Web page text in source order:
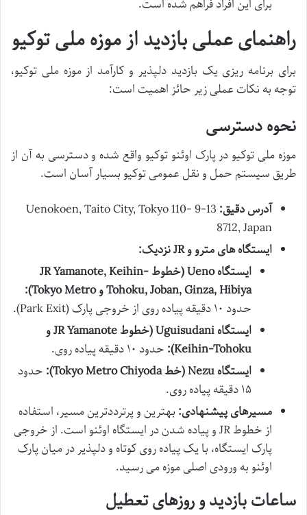
برای این افراد فراهم شده است.
راهنمای عملی بازدید از موزه ملی توکیو
برای برنامه ریزی یک بازدید دلپذیر و کارآمد از موزه ملی توکیو،
توجه به نکات عملی زیر حائز اهمیت است:
نحوه دسترسی
موزه ملی توکیو در پارک اوئنو توکیو واقع شده و دسترسی به آن از
طریق سیستم حمل و نقل عمومی توکیو بسیار آسان است.
آدرس دقیق:
13-9 Uenokoen, Taito City, Tokyo 110-
8712, Japan
ایستگاه های مترو و JR نزدیک:
ایستگاه Ueno (خطوط JR Yamanote, Keihin-
Tohoku, Joban, Ginza, Hibiya و Tokyo Metro):
حدود ۱۰ دقیقه پیاده روی از خروجی پارک (Park Exit).
ایستگاه Uguisudani (خطوط JR Yamanote و
Keihin-Tohoku): حدود ۱۰ دقیقه پیاده روی.
ایستگاه Nezu (خط Tokyo Metro Chiyoda):
حدود
۱۵ دقیقه پیاده روی.
مسیرهای پیشنهادی: بهترین و پرترددترین مسیر، استفاده
از خطوط JR و پیاده شدن در ایستگاه اوئنو است. از خروجی
پارک ایستگاه، با یک پیاده روی کوتاه و دلپذیر در میان پارک
اوئنو به ورودی اصلی موزه می رسید.
ساعات بازدید و روزهای تعطیل